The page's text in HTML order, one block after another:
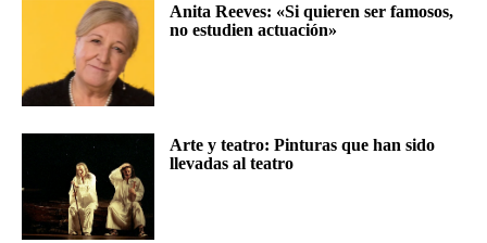
Anita Reeves: «Si quieren ser famosos,
no estudien actuación»
Arte y teatro: Pinturas que han sido
llevadas al teatro